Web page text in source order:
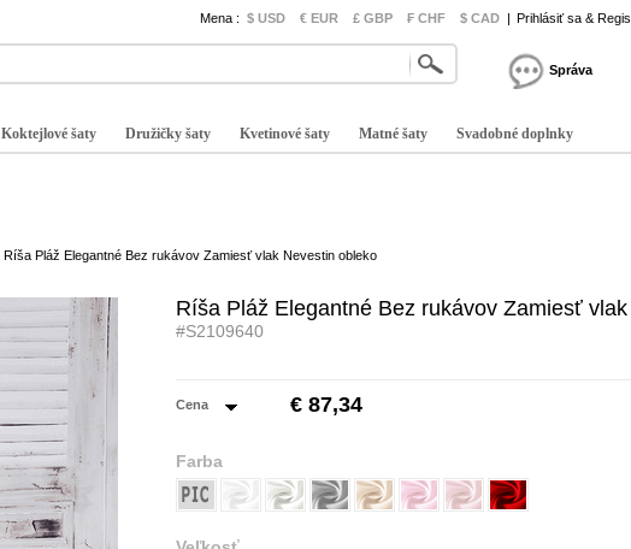
Mena : $ USD € EUR £ GBP ₣ CHF $ CAD | Prihlásiť sa &
Správa
Koktejlové šaty Družičky šaty Kvetinové šaty Matné šaty Svadobné doplnky
Ríša Pláž Elegantné Bez rukávov Zamiesť vlak Nevestin obleko
Ríša Pláž Elegantné Bez rukávov Zamiesť
#S2109640
Cena € 87,34
Farba